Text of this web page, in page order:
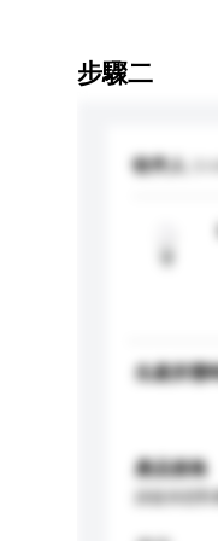
步驟二
收件人
生產所需
產品規格